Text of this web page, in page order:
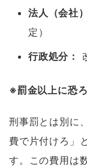
法人（会社
定）
行政処分：
※罰金以上に恐
刑事罰とは別に
費で片付けろ」
す。この費用は